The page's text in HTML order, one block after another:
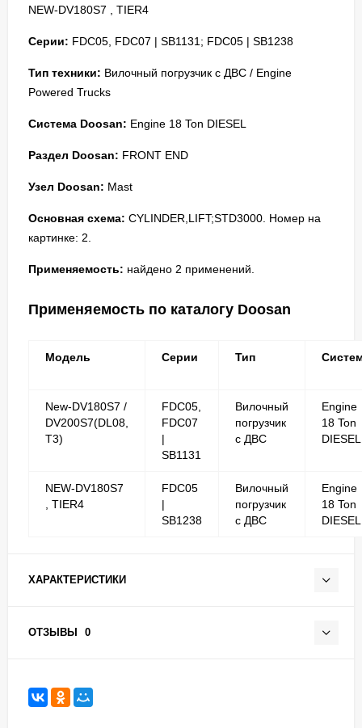
NEW-DV180S7 , TIER4
Серии: FDC05, FDC07 | SB1131; FDC05 | SB1238
Тип техники: Вилочный погрузчик с ДВС / Engine
Powered Trucks
Система Doosan: Engine 18 Ton DIESEL
Раздел Doosan: FRONT END
Узел Doosan: Mast
Основная схема: CYLINDER,LIFT;STD3000. Номер на
картинке: 2.
Применяемость: найдено 2 применений.
Применяемость по каталогу Doosan
Модель Серии Тип
New-DV180S7 /
DV200S7(DL08,
T3)
FDC05,
FDC07
|
SB1131
Вилочный
погрузчик
с ДВС
Engine
18 Ton
DIESEL
NEW-DV180S7
, TIER4
FDC05
|
SB1238
Вилочный
погрузчик
с ДВС
Engine
18 Ton
DIESEL
ХАРАКТЕРИСТИКИ
ОТЗЫВЫ 0